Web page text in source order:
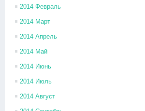
2014 Февраль
2014 Март
2014 Апрель
2014 Май
2014 Июнь
2014 Июль
2014 Август